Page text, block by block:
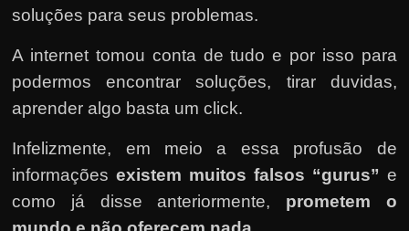
soluções para seus problemas.
A internet tomou conta de tudo e por isso para
podermos encontrar soluções, tirar duvidas,
aprender algo basta um click.
Infelizmente, em meio a essa profusão de
informaçõesexistem muitos falsos “gurus” e
como já disse anteriormente, prometem o